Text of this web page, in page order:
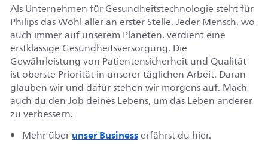
Als Unternehmen für Gesundheitstechnologie steht für
Philips das Wohl aller an erster Stelle. Jeder Mensch, wo
auch immer auf unserem Planeten, verdient eine
erstklassige Gesundheitsversorgung. Die
Gewährleistung von Patientensicherheit und Qualität
ist oberste Priorität in unserer täglichen Arbeit. Daran
glauben wir und dafür stehen wir morgens auf. Mach
auch du den Job deines Lebens, um das Leben anderer
zu verbessern.
Mehr überunser Businesserfährst du hier.